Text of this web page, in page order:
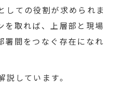
しての役割が求められま
を取れば、上層部と現場
署間をつなぐ存在になれ
しています。